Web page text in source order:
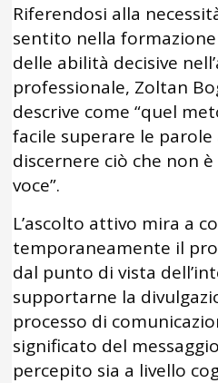
Riferendosi alla
sentito nella
delle abilità decisive
professionale, Zoltan
descrive come “quel
facile superare le
discernere ciò che non
voce”.
L’ascolto attivo mira a
temporaneamente il
dal punto di vista
supportarne la
processo di
significato del
percepito sia a livello